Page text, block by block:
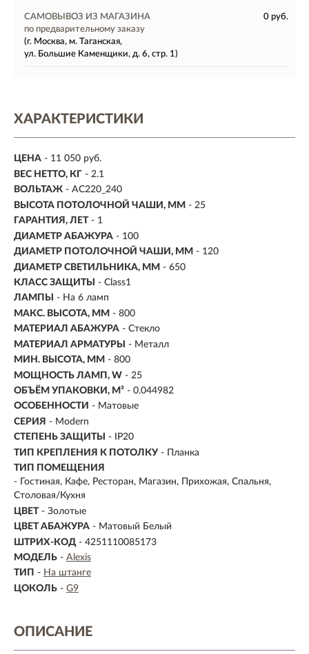
САМОВЫВОЗ ИЗ МАГАЗИНА
0 руб.
по предварительному заказу
(г. Москва, м. Таганская,
ул. Большие Каменщики, д. 6, стр. 1)
ХАРАКТЕРИСТИКИ
ЦЕНА - 11 050 руб.
ВЕС НЕТТО, КГ - 2.1
ВОЛЬТАЖ - AC220_240
ВЫСОТА ПОТОЛОЧНОЙ ЧАШИ, ММ - 25
ГАРАНТИЯ, ЛЕТ - 1
ДИАМЕТР АБАЖУРА - 100
ДИАМЕТР ПОТОЛОЧНОЙ ЧАШИ, ММ - 120
ДИАМЕТР СВЕТИЛЬНИКА, ММ - 650
КЛАСС ЗАЩИТЫ
- Class1
ЛАМПЫ
- На 6 ламп
МАКС. ВЫСОТА, ММ - 800
МАТЕРИАЛ АБАЖУРА - Стекло
МАТЕРИАЛ АРМАТУРЫ
- Металл
МИН. ВЫСОТА, ММ - 800
МОЩНОСТЬ ЛАМП, W - 25
ОБЪЁМ УПАКОВКИ, М³ - 0.044982
ОСОБЕННОСТИ - Матовые
СЕРИЯ - Modern
СТЕПЕНЬ ЗАЩИТЫ
- IP20
ТИП КРЕПЛЕНИЯ К ПОТОЛКУ - Планка
ТИП ПОМЕЩЕНИЯ
- Гостиная, Кафе, Ресторан, Магазин, Прихожая, Спальня,
Столовая/Кухня
ЦВЕТ - Золотые
ЦВЕТ АБАЖУРА - Матовый Белый
ШТРИХ-КОД - 4251110085173
МОДЕЛЬ - Alexis
ТИП - На штанге
ЦОКОЛЬ - G9
ОПИСАНИЕ